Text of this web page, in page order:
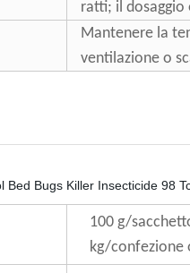
ratti; il dosaggio
Mantenere la
ventilazione o
100 g/
kg/confezione